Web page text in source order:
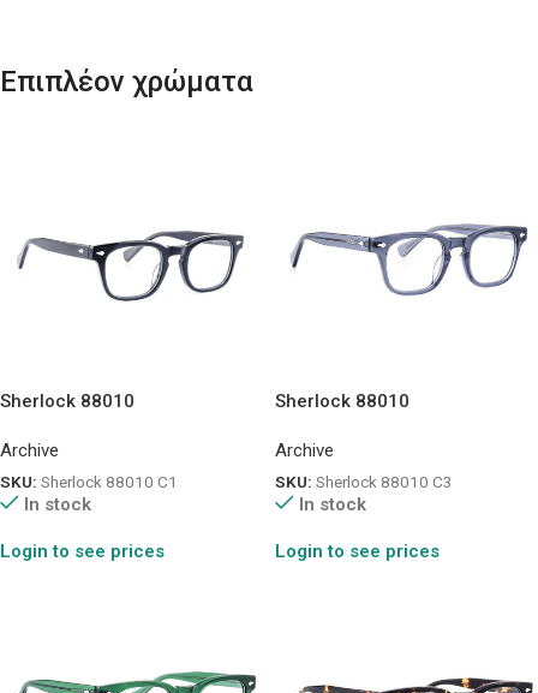
Επιπλέον χρώματα
Sherlock 88010
Archive
SKU: Sherlock 88010 C1
In stock
Login to see prices
Sherlock 88010
Archive
SKU: Sherlock 88010 C3
In stock
Login to see prices